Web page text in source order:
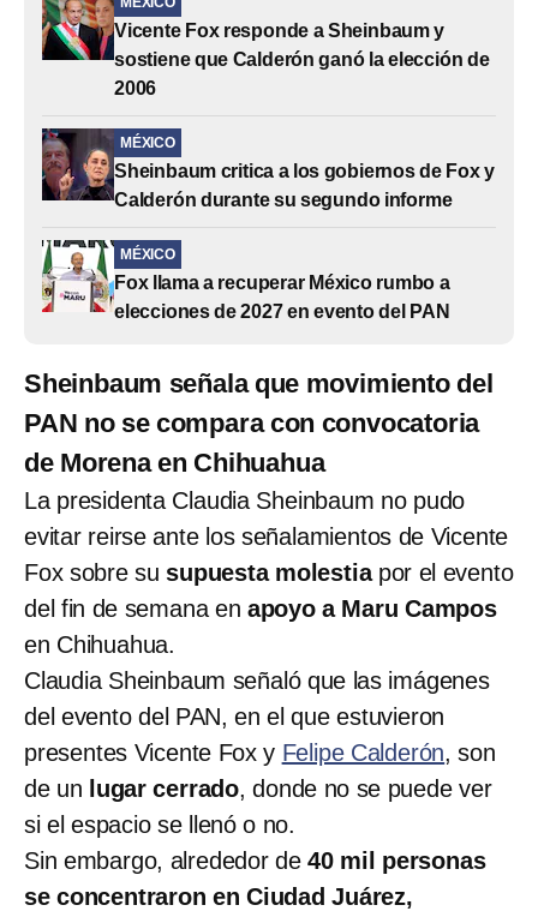
Vicente Fox responde a Sheinbaum y
sostiene que Calderón ganó la elección de
2006
MÉXICO
Sheinbaum critica a los gobiernos de Fox y
Calderón durante su segundo informe
MÉXICO
Fox llama a recuperar México rumbo a
elecciones de 2027 en evento del PAN
Sheinbaum señala que movimiento del
PAN no se compara con convocatoria
de Morena en Chihuahua
La presidenta Claudia Sheinbaum no pudo
evitar reirse ante los señalamientos de Vicente
Fox sobre su supuesta molestia por el evento
del fin de semana en apoyo a Maru Campos
en Chihuahua.
Claudia Sheinbaum señaló que las imágenes
del evento del PAN, en el que estuvieron
presentes Vicente Fox y Felipe Calderón, son
de un lugar cerrado, donde no se puede ver
si el espacio se llenó o no.
Sin embargo, alrededor de40 mil personas
se concentraron en Ciudad Juárez,